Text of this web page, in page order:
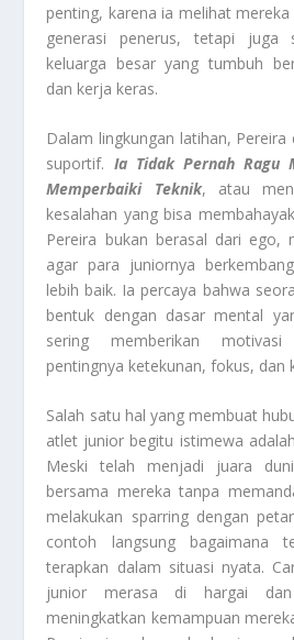
penting, karena ia melihat
generasi penerus, tetapi juga
keluarga besar yang tumbuh
dan kerja keras.
Dalam lingkungan latihan,
suportif. Ia Tidak Pernah Ragu
Memperbaiki Teknik, atau
kesalahan yang bisa
Pereira bukan berasal dari ego,
agar para juniornya
lebih baik. Ia percaya bahwa
bentuk dengan dasar mental
sering memberikan
pentingnya ketekunan, fokus, dan
Salah satu hal yang membuat
atlet junior begitu istimewa
Meski telah menjadi juara
bersama mereka tanpa
melakukan sparring dengan
contoh langsung bagaimana
terapkan dalam situasi nyata.
junior merasa di hargai
meningkatkan kemampuan